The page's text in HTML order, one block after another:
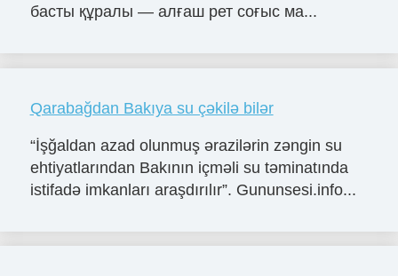
басты құралы — алғаш рет соғыс ма...
Qarabağdan Bakıya su çəkilə bilər
“İşğaldan azad olunmuş ərazilərin zəngin su
ehtiyatlarından Bakının içməli su təminatında
istifadə imkanları araşdırılır”. Gununsesi.info...